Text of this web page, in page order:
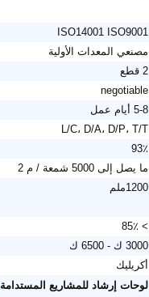
ISO14001 ISO9001
مصنعي المعدات الأولية
2 قطع
negotiable
5-8 أيام عمل
L/C، D/A، D/P، T/T
93٪
ما يصل إلى 5000 شمعة / م 2
1200ملم
> 85٪
3000 ك - 6500 ك
أكريليك
لوحات إرشاد للمشاريع المستدامة